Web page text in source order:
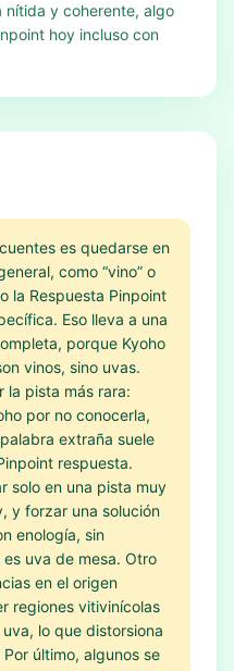
nítida y coherente, algo
hoy incluso con
es quedarse en
como “vino” o
la Respuesta Pinpoint
Eso lleva a una
porque Kyoho
vinos, sino uvas.
la pista más rara:
por no conocerla,
extraña suele
respuesta.
solo en una pista muy
y forzar una solución
enología, sin
uva de mesa. Otro
en el origen
regiones vitivinícolas
lo que distorsiona
último, algunos se